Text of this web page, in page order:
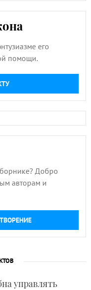
его
помощи.
Добро
авторам и
управлять